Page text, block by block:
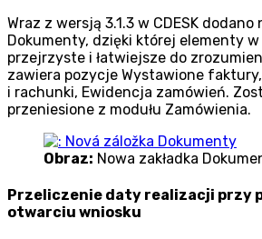
Wraz z wersją 3.1.3 w CDESK dodano
Dokumenty, dzięki której elementy w
przejrzyste i łatwiejsze do
zawiera pozycje Wystawione
i rachunki, Ewidencja zamówień.
przeniesione z modułu Zamówienia.
Obraz: Nowa zakładka
Przeliczenie daty realizacji przy
otwarciu wniosku